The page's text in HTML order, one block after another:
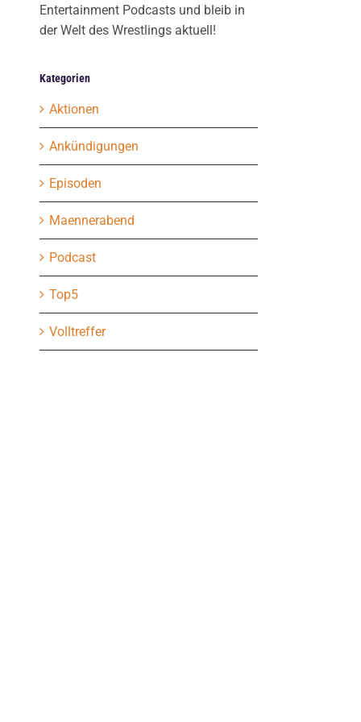
Entertainment Podcasts und bleib in
der Welt des Wrestlings aktuell!
Kategorien
Aktionen
Ankündigungen
Episoden
Maennerabend
Podcast
Top5
Volltreffer